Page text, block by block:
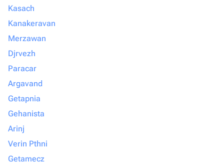
Kasach
Kanakeravan
Merzawan
Djrvezh
Paracar
Argavand
Getapnia
Gehanista
Arinj
Verin Pthni
Getamecz